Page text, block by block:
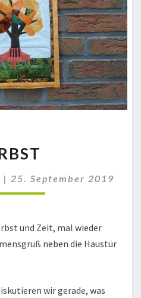
| 25. September 2019
und Zeit, mal wieder
neben die Haustür
wir gerade, was